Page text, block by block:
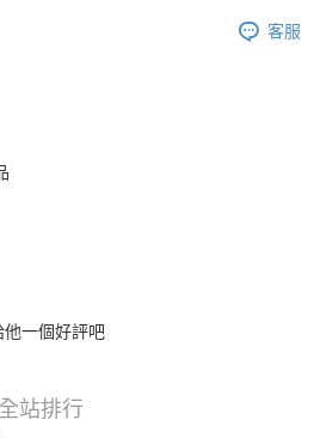
客服
一個好評吧
全站排行